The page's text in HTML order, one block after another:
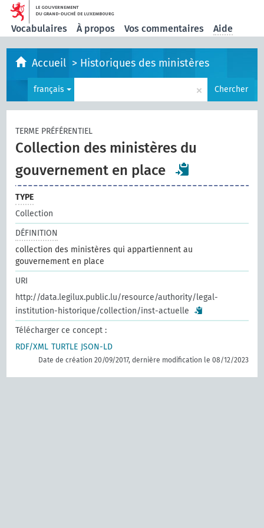
Vocabulaires À propos Vos commentaires Aide
Accueil > Historiques des ministères
français × Chercher
TERME PRÉFÉRENTIEL
Collection des ministères du
gouvernement en place
TYPE
Collection
DÉFINITION
collection des ministères qui appartiennent au
gouvernement en place
URI
http://data.legilux.public.lu/resource/authority/legal-
institution-historique/collection/inst-actuelle
Télécharger ce concept :
RDF/XML TURTLE JSON-LD
Date de création 20/09/2017, dernière modification le 08/12/2023